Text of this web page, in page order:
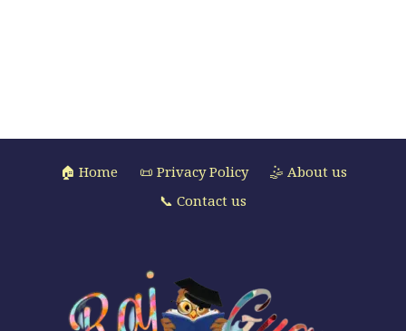
🏠 Home 📜 Privacy Policy
🤹 About us
📞 Contact us